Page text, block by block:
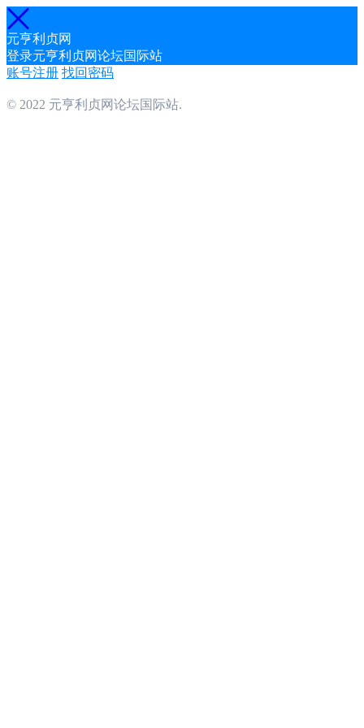
元亨利贞网
登录元亨利贞网论坛国际站
账号注册 找回密码
© 2022 元亨利贞网论坛国际站.